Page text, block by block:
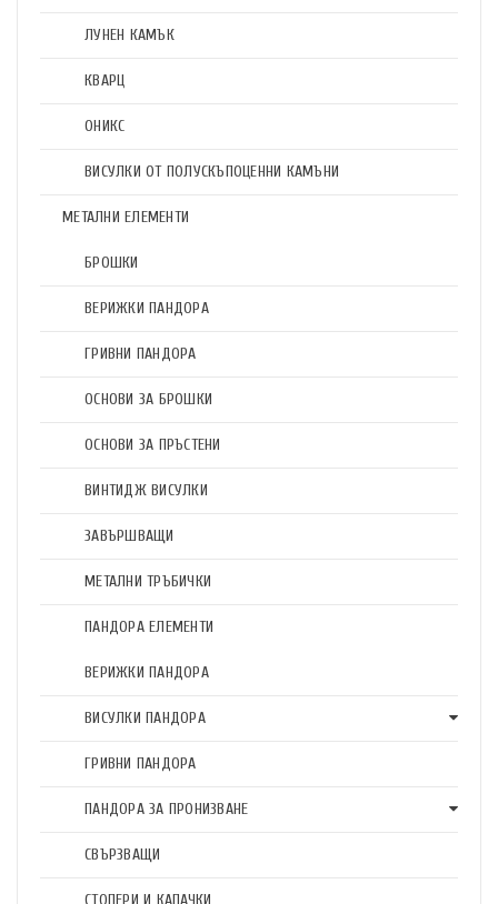
ЛУНЕН КАМЪК
КВАРЦ
ОНИКС
ВИСУЛКИ ОТ ПОЛУСКЪПОЦЕННИ КАМЪНИ
МЕТАЛНИ ЕЛЕМЕНТИ
БРОШКИ
ВЕРИЖКИ ПАНДОРА
ГРИВНИ ПАНДОРА
ОСНОВИ ЗА БРОШКИ
ОСНОВИ ЗА ПРЪСТЕНИ
ВИНТИДЖ ВИСУЛКИ
ЗАВЪРШВАЩИ
МЕТАЛНИ ТРЪБИЧКИ
ПАНДОРА ЕЛЕМЕНТИ
ВЕРИЖКИ ПАНДОРА
ВИСУЛКИ ПАНДОРА
ГРИВНИ ПАНДОРА
ПАНДОРА ЗА ПРОНИЗВАНЕ
СВЪРЗВАЩИ
СТОПЕРИ И КАПАЧКИ